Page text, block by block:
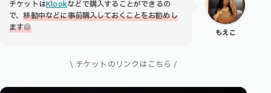
もえこ
チケットはKlookなどで購入することができるの
で、移動中などに事前購入しておくことをお勧めし
ます◎
\ チケットのリンクはこちら /